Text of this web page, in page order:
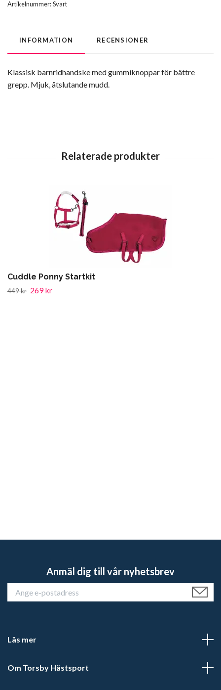
Artikelnummer:Svart
INFORMATION RECENSIONER
Klassisk barnridhandske med gummiknoppar för bättre
grepp. Mjuk, åtslutande mudd.
Cuddle Ponny Startkit
449 kr 269 kr
Anmäl dig till vår nyhetsbrev
Läs mer
Om Torsby Hästsport